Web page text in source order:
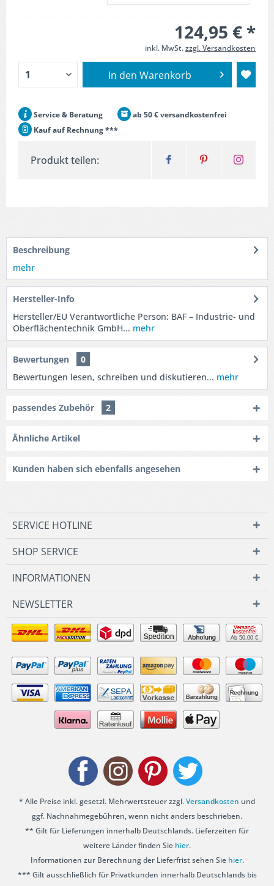
124,95 € *
inkl. MwSt.zzgl. Versandkosten
In den Warenkorb
Service & Beratung
ab 50 € versandkostenfrei
Kauf auf Rechnung ***
Produkt teilen:
Beschreibung
mehr
Hersteller-Info
Hersteller/EU Verantwortliche Person: BAF – Industrie- und
Oberflächentechnik GmbH... mehr
Bewertungen
0
Bewertungen lesen, schreiben und diskutieren... mehr
passendes Zubehör 2
Ähnliche Artikel
Kunden haben sich ebenfalls angesehen
SERVICE HOTLINE
SHOP SERVICE
INFORMATIONEN
NEWSLETTER
Ab 50,00 €
* Alle Preise inkl. gesetzl. Mehrwertsteuer zzgl.Versandkosten und
ggf. Nachnahmegebühren, wenn nicht anders beschrieben.
** Gilt für Lieferungen innerhalb Deutschlands. Lieferzeiten für
weitere Länder finden Sie hier.
Informationen zur Berechnung der Lieferfrist sehen Sie hier.
*** Gilt ausschließlich für Privatkunden innerhalb Deutschlands bis